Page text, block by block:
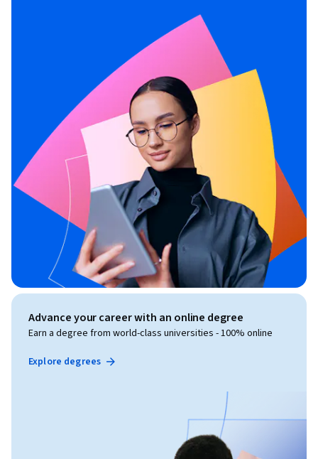
Advance your career with an online degree
Earn a degree from world-class universities - 100% online
Explore degrees